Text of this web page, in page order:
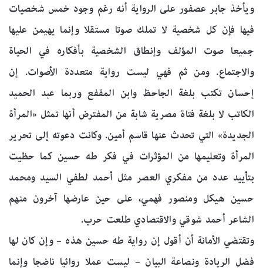
ويأخذ جابر عصفور على الرواية أنه رغم وجود خمس شخصيات
فيها فإن كل شخصية لا تملك صوتا مستقلا وإنما يهيمن عليها
جميعا صوت المؤلف وإنطاق الشخصية بأفكاره في الحياة
والاجتماع. ومن ثم فهي ليست رواية متعددة الأصوات. إن
إحسان تكتب بلغة الجاحظ وابن المقفع وربما عبد الحميد
الكاتب لا بلغة فتاة مصرية شابة من المفترض أنها تمثل «المرأة
الجديدة» التي تحدث عنها قاسم أمين. وكانت دعوته إلى تحرير
المرأة وتعليمها من المؤثرات في فكر طه حسين كما حظيت
بتأييد عدد من مفكري العصر مثل أحمد لطفي السيد ومحمد
حسين هيكل ومنصور فهمي، على حين عارضها آخرون منهم
الشاعر أحمد شوقي والاقتصادي طلعت حرب.
وتقتضي الأمانة أن أقول إن رواية طه حسين هذه – وإن كان لها
فضل الريادة ونصاعة البيان – ليست عملا روائيا ناضجا وإنما